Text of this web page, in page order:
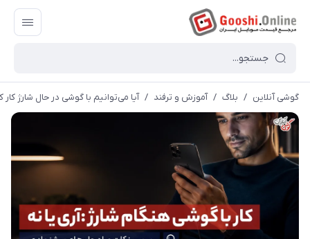
گوشی آنلاین / بلاگ / آموزش و ترفند / آیا می‌توانیم با گوشی در حال شارژ کار